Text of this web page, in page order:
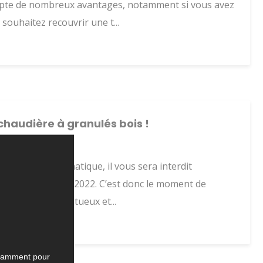
de nombreux avantages, notamment si vous avez
recouvrir une t...
à granulés bois !
climatique, il vous sera interdit
à partir de 2022. C’est donc le moment de
chauffage vertueux et...
pour